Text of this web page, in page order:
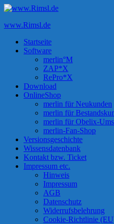
Zum
springen
www.Rimsl.de
Startseite
Software
merlin°M
ZAP*X
RePro*X
Download
OnlineShop
merlin für Neukunden
merlin für
merlin für Obelix-
merlin-Fan-Shop
Versionsgeschichte
Wissensdatenbank
Kontakt bzw. Ticket
Impressum etc.
Hinweis
Impressum
AGB
Datenschutz
Widerrufsbelehrung
Cookie-Richtlinie